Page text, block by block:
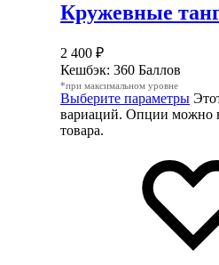
Кружевные
2 400 ₽
Кешбэк: 360 Баллов
*при максимальном уровне
Выберите параметры
вариаций. Опции можно
товара.